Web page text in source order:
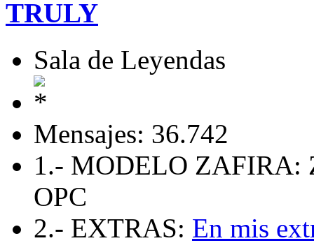
TRULY
Sala de Leyendas
Mensajes: 36.742
1.- MODELO ZAFIRA:
OPC
2.- EXTRAS: En mis